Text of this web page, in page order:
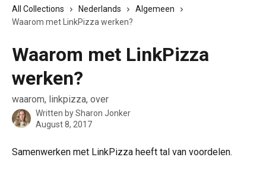
All Collections Nederlands
Algemeen
Waarom met LinkPizza werken?
Waarom met LinkPizza
werken?
waarom, linkpizza, over
Written bySharon Jonker
August 8, 2017
Samenwerken met LinkPizza heeft tal van voordelen.